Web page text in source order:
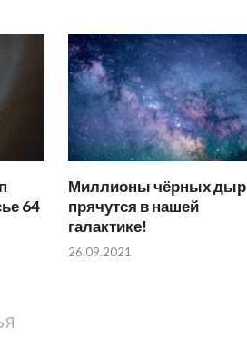
64
Миллионы чёрных дыр
прячутся в нашей
галактике!
26.09.2021